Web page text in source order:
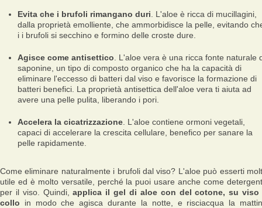
Evita che i brufoli rimangano duri . L'aloe è ricca di mucillagini,
dalla proprietà emolliente, che ammorbidisce la pelle, evitando
i i brufoli si secchino e formino delle croste dure.
Agisce come antisettico . L'aloe vera è una ricca fonte naturale
saponine, un tipo di composto organico che ha la capacità di
eliminare l'eccesso di batteri dal viso e favorisce la formazione di
batteri benefici. La proprietà antisettica dell'aloe vera ti aiuta ad
avere una pelle pulita, liberando i pori.
Accelera la cicatrizzazione . L'aloe contiene ormoni vegetali,
capaci di accelerare la crescita cellulare, benefico per sanare la
pelle rapidamente.
Come eliminare naturalmente i brufoli dal viso? L'aloe può esserti
utile ed è molto versatile, perché la puoi usare anche come
per il viso. Quindi,applica il gel di aloe con del cotone, su viso
collo in modo che agisca durante la notte, e risciacqua la